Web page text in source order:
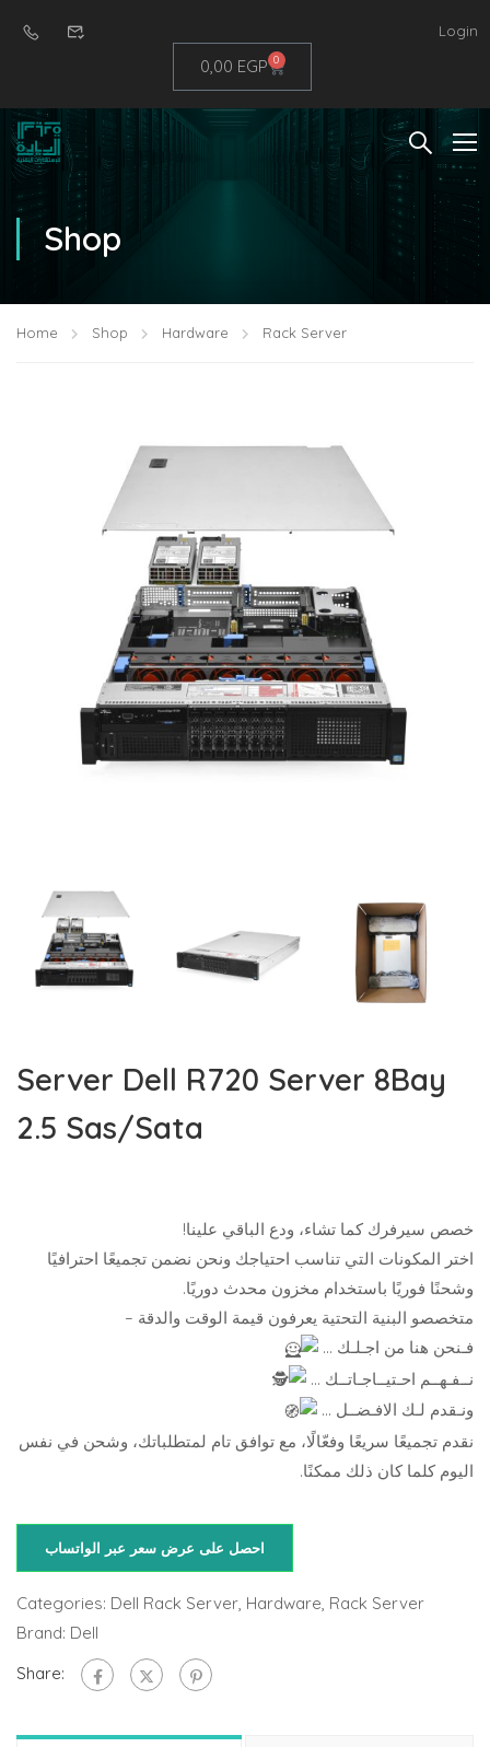
Login
0,00 EGP 0
Shop
Home Shop Hardware Rack Server
Server Dell R720 Server 8Bay
2.5 Sas/Sata
خصص سيرفرك كما تشاء، ودع الباقي علينا!
اختر المكونات التي تناسب احتياجك ونحن نضمن تجميعًا احترافيًا
وشحنًا فوريًا باستخدام مخزون محدث دوريًا.
متخصصو البنية التحتية يعرفون قيمة الوقت والدقة –
فـنحن هنا من اجـلـك …
نــفـهــم احـتيــاجـاتــك …
ونـقدم لـك الافـضــل …
نقدم تجميعًا سريعًا وفعّالًا، مع توافق تام لمتطلباتك، وشحن في نفس
اليوم كلما كان ذلك ممكنًا.
احصل على عرض سعر عبر الواتساب
Categories: Dell Rack Server, Hardware, Rack Server
Brand: Dell
Share: